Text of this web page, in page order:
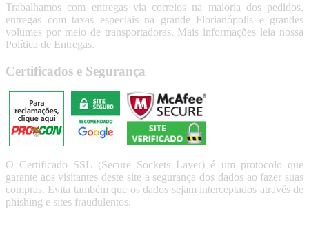
Trabalhamos com entregas via correios na maioria dos pedidos,
entregas com taxas especiais na grande Florianópolis e grandes
volumes por meio de transportadoras. Mais informações leia nossa
Política de Entregas.
Certificados e Segurança
O Certificado SSL (Secure Sockets Layer) é um protocolo que
garante aos visitantes deste site a segurança dos dados ao fazer suas
compras. Evita também que os dados sejam interceptados através de
phishing e sites fraudulentos.